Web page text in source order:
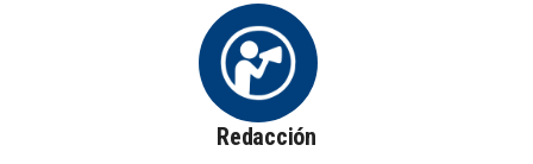
Redacción